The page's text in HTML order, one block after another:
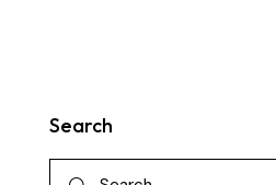
Search